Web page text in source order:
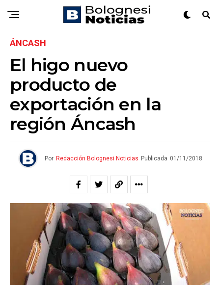
ÁNCASH
El higo nuevo
producto de
exportación en la
región Áncash
Por Redacción Bolognesi Noticias Publicada 01/11/2018